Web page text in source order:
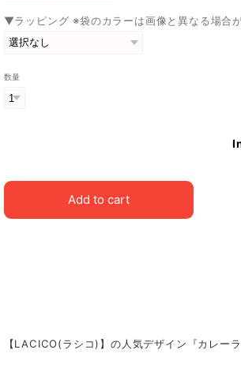
▼ラッピング ※袋のカラーは画像と異なる場合
数量
Add to cart
【LACICO(ラシコ)】の人気デザイン『カレー